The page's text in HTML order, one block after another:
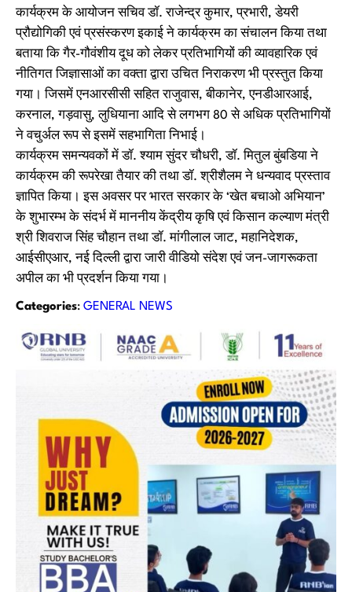
कार्यक्रम के आयोजन सचिव डॉ. राजेन्‍द्र कुमार, प्रभारी, डेयरी
प्रौद्योगिकी एवं प्रसंस्‍करण इकाई ने कार्यक्रम का संचालन किया तथा
बताया कि गैर-गौवंशीय दूध को लेकर प्रतिभागियों की व्‍यावहारिक एवं
नीतिगत जिज्ञासाओं का वक्‍ता द्वारा उचित निराकरण भी प्रस्‍तुत किया
गया। जिसमें एनआरसीसी सहित राजुवास, बीकानेर, एनडीआरआई,
करनाल, गड़वासु, लुधियाना आदि से लगभग 80 से अधिक प्रतिभागियों
ने वचुर्अल रूप से इसमें सहभागिता निभाई।
कार्यक्रम समन्‍यवकों में डॉ. श्‍याम सुंदर चौधरी, डॉ. मितुल बुंबडिया ने
कार्यक्रम की रूपरेखा तैयार की तथा डॉ. श्रीशैलम ने धन्‍यवाद प्रस्‍ताव
ज्ञापित किया। इस अवसर पर भारत सरकार के ‘खेत बचाओ अभियान’
के शुभारम्भ के संदर्भ में माननीय केंद्रीय कृषि एवं किसान कल्याण मंत्री
श्री शिवराज सिंह चौहान तथा डॉ. मांगीलाल जाट, महानिदेशक,
आईसीएआर, नई दिल्ली द्वारा जारी वीडियो संदेश एवं जन-जागरूकता
अपील का भी प्रदर्शन किया गया।
Categories: GENERAL NEWS